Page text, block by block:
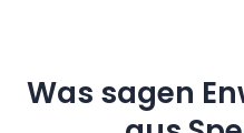
Was sagen